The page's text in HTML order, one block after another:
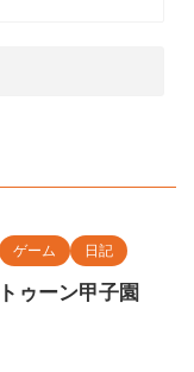
ゲーム 日記
ゥーン甲子園